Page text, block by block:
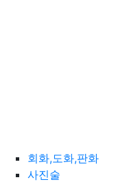
회화,도화,판화
사진술